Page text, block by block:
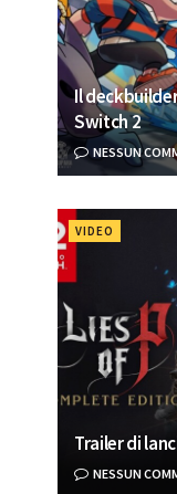
Il
Switch 2
NESSUN
VIDEO
Trailer di
NESSUN